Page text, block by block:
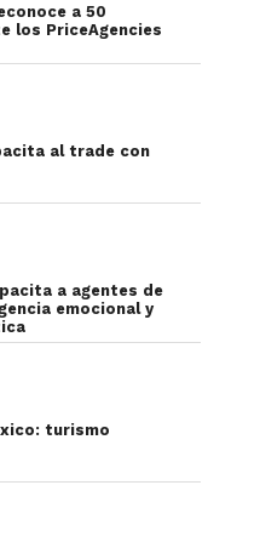
a 50
los PriceAgencies
al trade con
a agentes de
emocional y
turismo